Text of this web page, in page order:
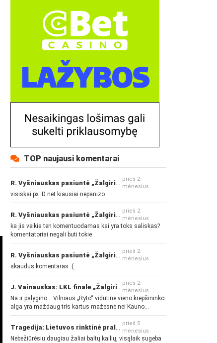
TOP naujausi komentarai
R. Vyšniauskas pasiuntė „Žalgirio“ ir kitų klubų fanus prieš 2
mėnesius
visiskai px :D net kiausiai nepanizo
R. Vyšniauskas pasiuntė „Žalgirio“ ir kitų klubų fanus prieš 2
mėnesius
ka jis veikia ten komentuodamas kai yra toks saliskas?
komentatoriai negali buti tokie
R. Vyšniauskas pasiuntė „Žalgirio“ ir kitų klubų fanus prieš 2
mėnesius
skaudus komentaras :(
J. Vainauskas: LKL finale „Žalgiris“ norės pažeminti „Rytą“ prieš 2
mėnesius
Na ir palygino... Vilniaus „Ryto“ vidutinė vieno krepšininko
alga yra maždaug tris kartus mažesnė nei Kauno
„Žalgirio“... Mokama už sugebėjimus... Nėra pinigų - nėra
gerų žaidėjų...
Tragedija: Lietuvos rinktinė pralaimėjo Islandijai prieš 5
mėnesius
Nebežiūrėsiu daugiau žaliai baltų kailių, visąlaik sugeba